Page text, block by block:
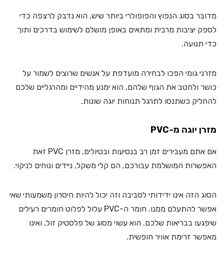
מדובר בסוג הנפוץ והפופולרי ביותר שיש, הוא נדבק לרצפה כדי
לספק יציבות מרבית ומתאים באופן מושלם לשימוש בדרכים ותוך
כדי תנועה.
מזרני גומי הפכו לבחירה מועדפת על אנשים שרוצים לשמור על
כושר ולחטב את הגוף שלהם, הוא ימנע מהידיים ומהרגליים שלכם
להחליק כשתנסו לתרגל תנוחות יוגה שונות.
מזרן יוגה מ-PVC
אם אתם מעבירים זמן רב בנסיעות ובטיולים, מזרן PVC זאת
האפשרות המושלמת עבורכם, הם קלי משקל, ניידים ונוחים לניקוי.
הסוג הזה אינו ידידותי לסביבה וזה יכול להיות חיסרון משמעותי שאי
אפשר להתעלם ממנו. חומר ה-PVC עלול לפלוט חומרים רעילים
שיפגעו בבריאות שלכם. הוא עשוי מסוג של פלסטיק זול, ואינו
מאפשר זרימת אוויר חופשית.